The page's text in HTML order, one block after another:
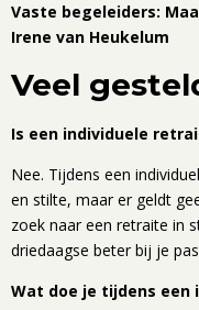
Vaste begeleiders:
Irene van Heukelum
Veel
Is een individuele
Nee. Tijdens een
en stilte, maar er geldt
zoek naar een retraite in
driedaagse beter bij je
Wat doe je tijdens een